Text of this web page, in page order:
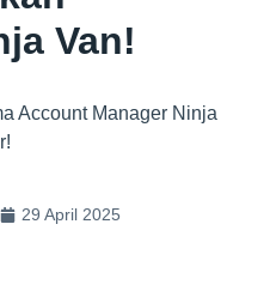
Van!
Account Manager Ninja
29 April 2025